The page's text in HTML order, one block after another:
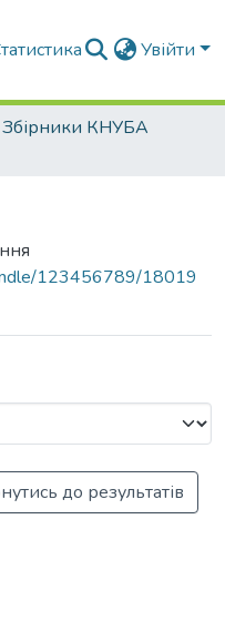
Увійти
Збірники КНУБА
123456789/18019
до результатів